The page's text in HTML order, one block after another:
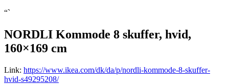
“`
NORDLI Kommode 8 skuffer, hvid,
160×169 cm
Link: https://www.ikea.com/dk/da/p/nordli-kommode-8-skuffer-
hvid-s49295208/